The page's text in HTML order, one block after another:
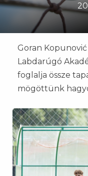
Goran
Labdarúgó
foglalja össze
mögöttünk